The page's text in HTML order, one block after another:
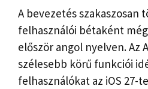
A bevezetés szakaszosan
felhasználói bétaként
először angol nyelven. Az
szélesebb körű funkciói
felhasználókat az iOS 27-